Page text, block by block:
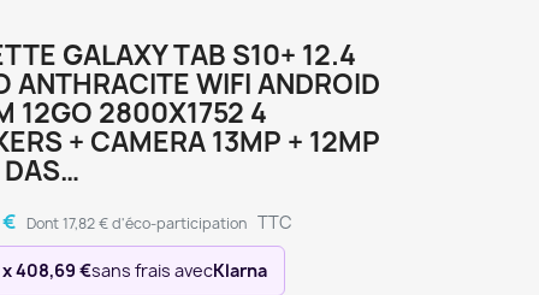
GALAXY TAB S10+ 12.4
ANTHRACITE WIFI ANDROID
12GO 2800X1752 4
+ CAMERA 13MP + 12MP
DAS…
€ Dont 17,82 € d'éco-participation TTC
x 408,69 €sans frais avecKlarna